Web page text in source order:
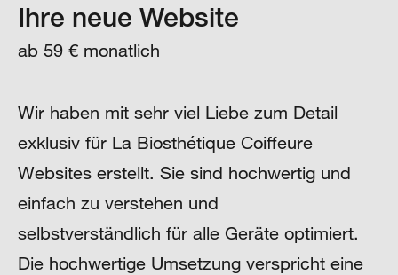
Ihre neue Website
ab 59 € monatlich
Wir haben mit sehr viel Liebe zum Detail
exklusiv für La Biosthétique Coiffeure
Websites erstellt. Sie sind hochwertig und
einfach zu verstehen und
selbstverständlich für alle Geräte optimiert.
Die hochwertige Umsetzung verspricht eine